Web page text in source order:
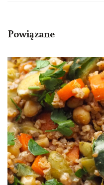
Powiązane